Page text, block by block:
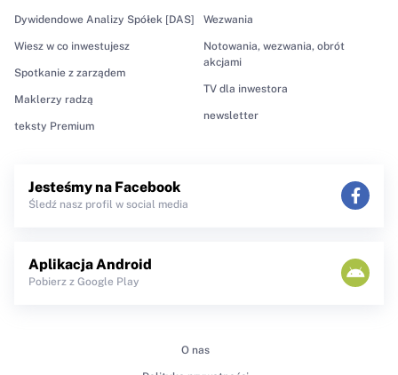
Dywidendowe Analizy Spółek [DAS]
Wiesz w co inwestujesz
Spotkanie z zarządem
Maklerzy radzą
teksty Premium
Wezwania
Notowania, wezwania, obrót
akcjami
TV dla inwestora
newsletter
Jesteśmy na Facebook
Śledź nasz profil w social media
Aplikacja Android
Pobierz z Google Play
O nas